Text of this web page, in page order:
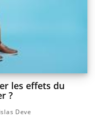
les effets du
?
Deve